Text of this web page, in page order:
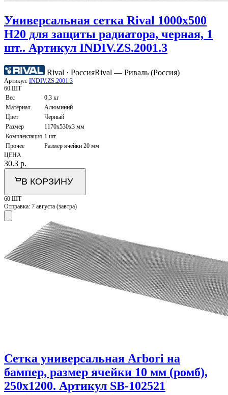
Универсальная сетка Rival 1000х500
H20 для защиты радиатора, черная, 1
шт.. Артикул INDIV.ZS.2001.3
Rival · РоссияRival — Риваль (Россия)
Артикул: INDIV.ZS.2001.3
60 ШТ
Вес
0,3 кг
Материал
Алюминий
Цвет
Черный
Размер
1170х530х3 мм
Комплектация 1 шт.
Прочее
Размер ячейки 20 мм
ЦЕНА
30.3 р.
В КОРЗИНУ
60 ШТ
Отправка: 7 августа (завтра)
Сетка универсальная Arbori на
бампер, размер ячейки 10 мм (ромб),
250х1200. Артикул SB-102521